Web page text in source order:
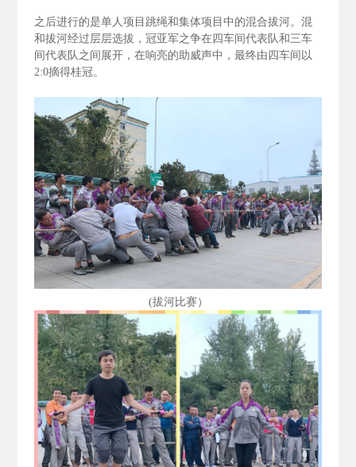
之后进行的是单人项目跳绳和集体项目中的混合拔河。混
和拔河经过层层选拔，冠亚军之争在四车间代表队和三车
间代表队之间展开，在响亮的助威声中，最终由四车间以
2:0摘得桂冠。
(拔河比赛）